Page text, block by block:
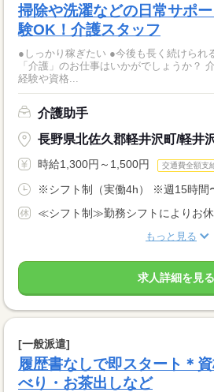
掃除や洗濯などの日常サポ
験OK！介護スタッフ
●しっかり稼ぎたい ●今後も長く続けられる仕事が
「介護」のお仕事はいかがでしょうか？ 介護といっても、最近では
経験や資格...
介護助手
長野県北佐久郡軽井沢町/軽井
時給1,300円～1,500円 交通費全額支
※シフト制（実働4h） ※週15時間
≪シフト制≫勤務シフトによりお休
もっと見る
求人詳細を見る
[一般派遣]
履歴書なしで即スタート＊
べり・お茶出しなど